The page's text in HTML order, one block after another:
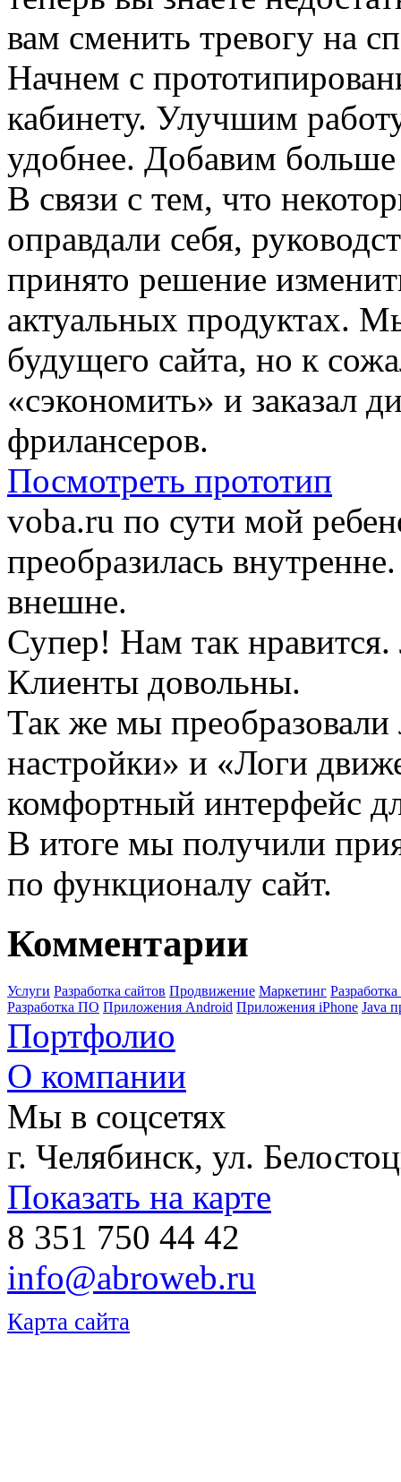
вам сменить тревогу на
Начнем с
кабинету. Улучшим
удобнее. Добавим больше
В связи с тем, что
оправдали себя,
принято решение
актуальных продуктах.
будущего сайта, но к
«сэкономить» и заказал
фрилансеров.
Посмотреть прототип
voba.ru по сути мой
преобразилась
внешне.
Супер! Нам так
Клиенты довольны.
Так же мы
настройки» и «Логи
комфортный интерфейс
В итоге мы получили
по функционалу сайт.
Комментарии
Услуги Разработка сайтов Продвижение Маркетинг
Разработка ПО Приложения Android Приложения iPhone Java
Портфолио
О компании
Мы в соцсетях
г. Челябинск, ул.
Показать на карте
8 351 750 44 42
info@abroweb.ru
Карта сайта